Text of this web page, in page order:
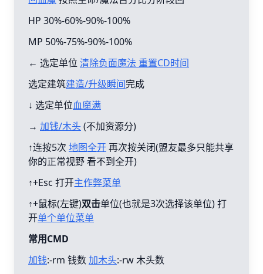
HP 30%-60%-90%-100%
MP 50%-75%-90%-100%
← 选定单位 清除负面魔法 重置CD时间
选定建筑建造/升级瞬间完成
↓ 选定单位血魔满
→ 加钱/木头(不加资源分)
↑连按5次 地图全开再次按关闭(盟友最多只能共享
你的正常视野 看不到全开)
↑+Esc 打开主作弊菜单
↑+鼠标(左键)双击单位(也就是3次选择该单位) 打
开单个单位菜单
常用CMD
加钱:-rm 钱数加木头:-rw 木头数